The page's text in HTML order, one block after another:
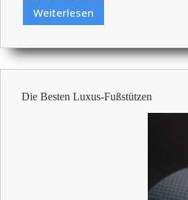
Weiterlesen
Beste
In-
One-
Drucker
Kleine
Die Besten Luxus-Fußstützen